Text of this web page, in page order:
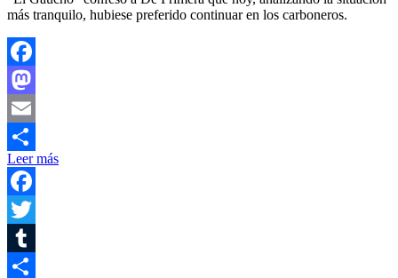
más tranquilo, hubiese preferido continuar en los carboneros.
Facebook
Mastodon
Email
Compartir
Leer más
Facebook
Twitter
Tumblr